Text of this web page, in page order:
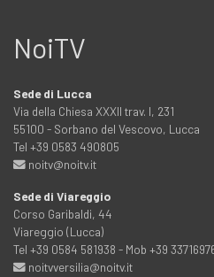
NoiTV
Sede di Lucca
Via della Chiesa XXXII trav. I, 231
55100 - Sorbano del Vescovo, Lucca
Tel +39 0583 490805
noitv@noitv.it
Sede di Viareggio
Corso Garibaldi, 44
Viareggio (Lucca)
Tel +39 0584 581938 - Mob +39
noitvversilia@noitv.it